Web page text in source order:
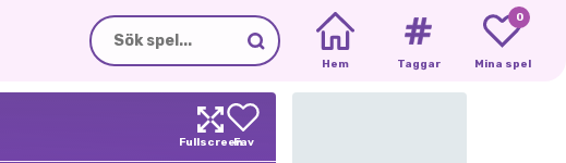
Hem Taggar
0
Mina spel